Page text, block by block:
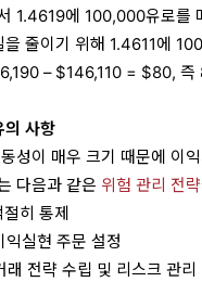
1.4619에 100,000유로를
을 줄이기 위해 1.4611에
– $146,110 = $80, 즉
의 사항
성이 매우 크기 때문에 이
다음과 같은 위험 관리 전략
히 통제
실현 주문 설정
전략 수립 및 리스크 관리